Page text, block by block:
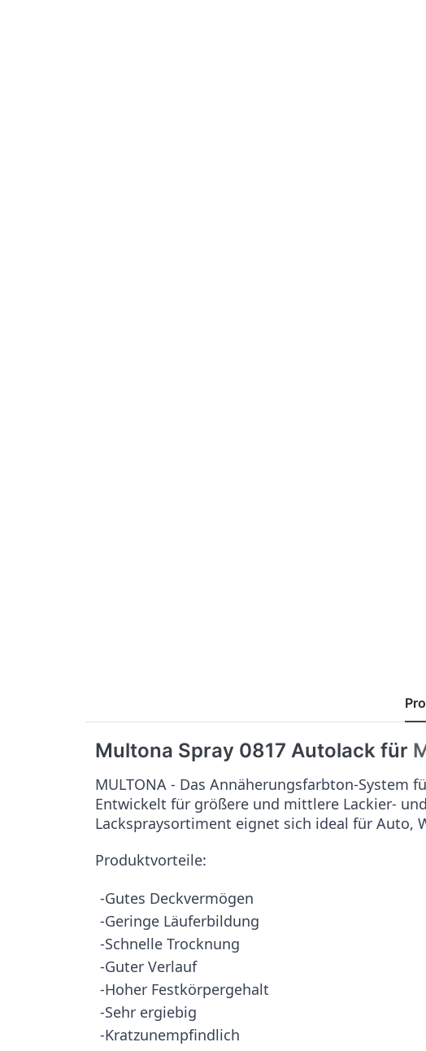
Multona Spray 0817 Autolack für
MULTONA - Das Annäherungsfarbton-
Entwickelt für größere und mittlere Lackier-
Lackspraysortiment eignet sich ideal für Auto,
Produktvorteile:
-Gutes Deckvermögen
-Geringe Läuferbildung
-Schnelle Trocknung
-Guter Verlauf
-Hoher Festkörpergehalt
-Sehr ergiebig
-Kratzunempfindlich